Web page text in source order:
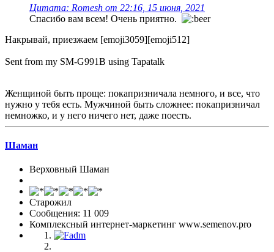
Цитата: Romesh от 22:16, 15 июня, 2021
Спасибо вам всем! Очень приятно.
Накрывай, приезжаем [emoji3059][emoji512]
Sent from my SM-G991B using Tapatalk
Женщиной быть проще: покапризничала немного, и все, что
нужно у тебя есть. Мужчиной быть сложнее: покапризничал
немножко, и у него ничего нет, даже поесть.
Шаман
Верховный Шаман
Старожил
Сообщения: 11 009
Комплексный интернет-маркетинг www.semenov.pro